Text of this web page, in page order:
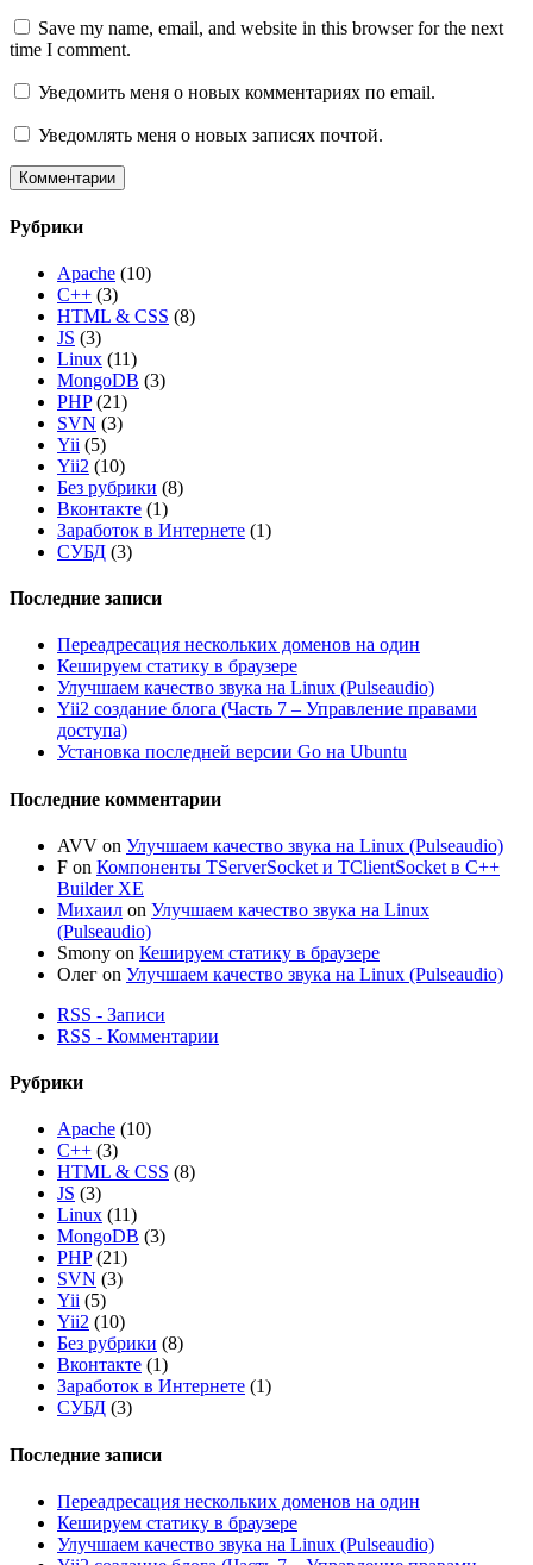
Save my name, email, and website in this browser for the next
time I comment.
Уведомить меня о новых комментариях по email.
Уведомлять меня о новых записях почтой.
Рубрики
Apache (10)
C++ (3)
HTML & CSS (8)
JS (3)
Linux (11)
MongoDB (3)
PHP(21)
SVN (3)
Yii (5)
Yii2 (10)
Без рубрики (8)
Вконтакте (1)
Заработок в Интернете (1)
СУБД (3)
Последние записи
Переадресация нескольких доменов на один
Кешируем статику в браузере
Улучшаем качество звука на Linux (Pulseaudio)
Yii2 создание блога (Часть 7 – Управление правами
доступа)
Установка последней версии Go на Ubuntu
Последние комментарии
AVV on Улучшаем качество звука на Linux (Pulseaudio)
F on Компоненты TServerSocket и TClientSocket в C++
Builder XE
Михаил on Улучшаем качество звука на Linux
(Pulseaudio)
Smony on Кешируем статику в браузере
Олег on Улучшаем качество звука на Linux (Pulseaudio)
RSS - Записи
RSS - Комментарии
Рубрики
Apache (10)
C++ (3)
HTML & CSS (8)
JS (3)
Linux (11)
MongoDB (3)
PHP(21)
SVN (3)
Yii (5)
Yii2 (10)
Без рубрики (8)
Вконтакте (1)
Заработок в Интернете (1)
СУБД (3)
Последние записи
Переадресация нескольких доменов на один
Кешируем статику в браузере
Улучшаем качество звука на Linux (Pulseaudio)